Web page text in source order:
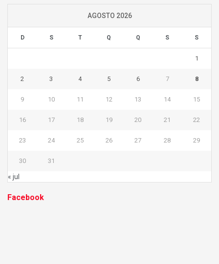
AGOSTO 2026
D S T Q Q S S
1
2 3 4 5 6 7 8
9 10 11 12 13 14 15
16 17 18 19 20 21 22
23 24 25 26 27 28 29
30 31
« jul
Facebook